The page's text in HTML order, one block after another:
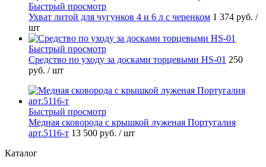
Быстрый просмотр
Ухват литой для чугунков 4 и 6 л с черенком 1 374 руб. /
шт
Быстрый просмотр
Средство по уходу за досками торцевыми HS-01 250
руб. / шт
Быстрый просмотр
Медная сковорода с крышкой луженая Португалия
арт.5116-т 13 500 руб. / шт
Каталог